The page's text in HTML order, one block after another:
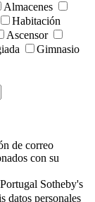
Almacenes
Habitación
Ascensor
Gimnasio
de correo
con su
Sotheby's
datos personales